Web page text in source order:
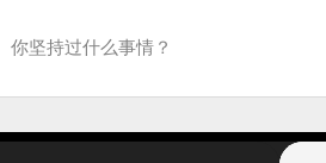
你坚持过什么事情？